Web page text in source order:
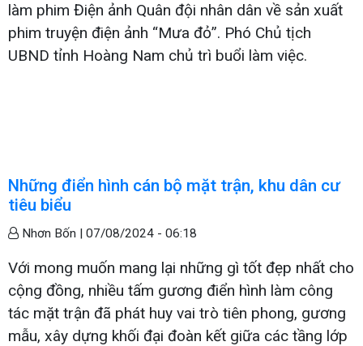
làm phim Điện ảnh Quân đội nhân dân về sản xuất
phim truyện điện ảnh “Mưa đỏ”. Phó Chủ tịch
UBND tỉnh Hoàng Nam chủ trì buổi làm việc.
Những điển hình cán bộ mặt trận, khu dân cư
tiêu biểu
Nhơn Bốn | 07/08/2024 - 06:18
Với mong muốn mang lại những gì tốt đẹp nhất cho
cộng đồng, nhiều tấm gương điển hình làm công
tác mặt trận đã phát huy vai trò tiên phong, gương
mẫu, xây dựng khối đại đoàn kết giữa các tầng lớp